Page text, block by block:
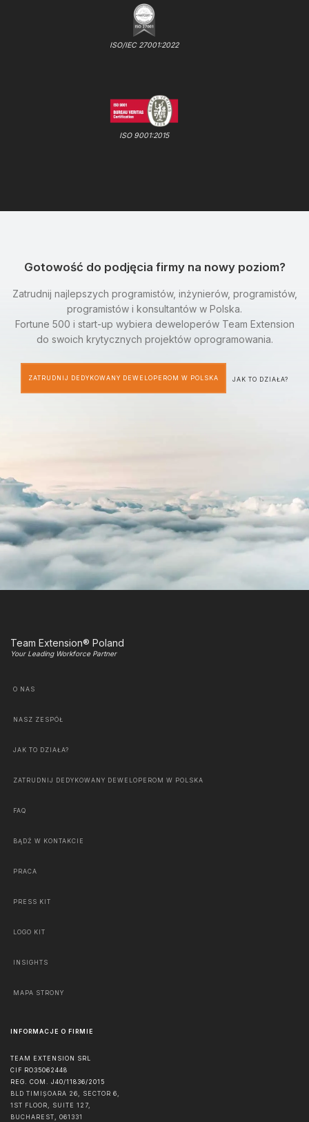
ISO/IEC 27001:2022
ISO 9001:2015
Gotowość do podjęcia firmy na nowy poziom?
Zatrudnij najlepszych programistów, inżynierów, programistów,
programistów i konsultantów w Polska.
Fortune 500 i start-up wybiera deweloperów Team Extension
do swoich krytycznych projektów oprogramowania.
ZATRUDNIJ DEDYKOWANY DEWELOPEROM W POLSKA JAK TO DZIAŁA?
Team Extension® Poland
Your Leading Workforce Partner
O NAS
NASZ ZESPÓŁ
JAK TO DZIAŁA?
ZATRUDNIJ DEDYKOWANY DEWELOPEROM W POLSKA
FAQ
BĄDŹ W KONTAKCIE
PRACA
PRESS KIT
LOGO KIT
INSIGHTS
MAPA STRONY
INFORMACJE O FIRMIE
TEAM EXTENSION SRL
CIF RO35062448
REG. COM. J40/11836/2015
BLD TIMIȘOARA 26, SECTOR 6,
1ST FLOOR, SUITE 127,
BUCHAREST, 061331